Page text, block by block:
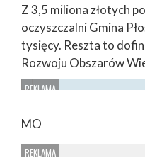
Z 3,5 miliona złotych
oczyszczalni Gmina
tysięcy. Reszta to
Rozwoju Obszarów
MO